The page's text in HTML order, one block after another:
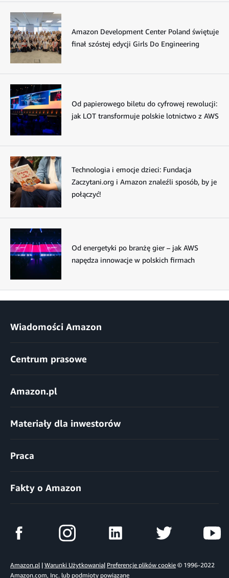
Amazon Development Center Poland świętuje
finał szóstej edycji Girls Do Engineering
Od papierowego biletu do cyfrowej rewolucji:
jak LOT transformuje polskie lotnictwo z AWS
Technologia i emocje dzieci: Fundacja
Zaczytani.org i Amazon znaleźli sposób, by je
połączyć!
Od energetyki po branżę gier – jak AWS
napędza innowacje w polskich firmach
Wiadomości Amazon
Centrum prasowe
Amazon.pl
Materiały dla inwestorów
Praca
Fakty o Amazon
Amazon.pl | Warunki Użytkowania| Preferencje plików cookie © 1996-2022
Amazon.com, Inc. lub podmioty powiązane